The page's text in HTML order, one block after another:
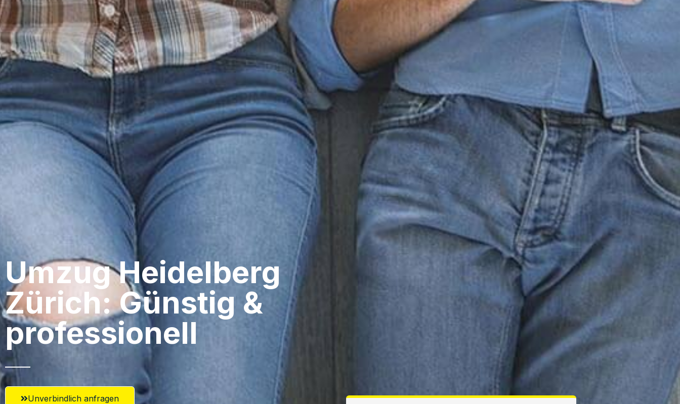
Umzug Heidelberg​
Zürich: Günstig &
professionell​
Unverbindlich anfragen